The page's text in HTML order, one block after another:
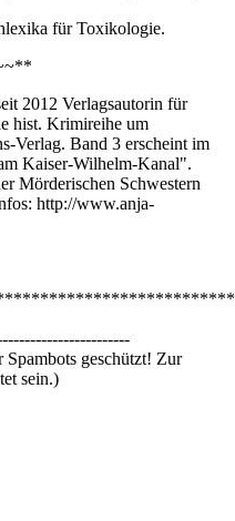
für Toxikologie.
2012 Verlagsautorin für
hist. Krimireihe um
Verlag. Band 3 erscheint im
Kaiser-Wilhelm-Kanal".
Mörderischen Schwestern
http://www.anja-
geschützt! Zur
sein.)